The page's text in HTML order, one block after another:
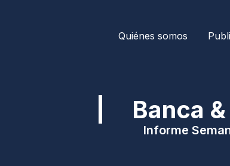
Quiénes somos
| Banca
Informe